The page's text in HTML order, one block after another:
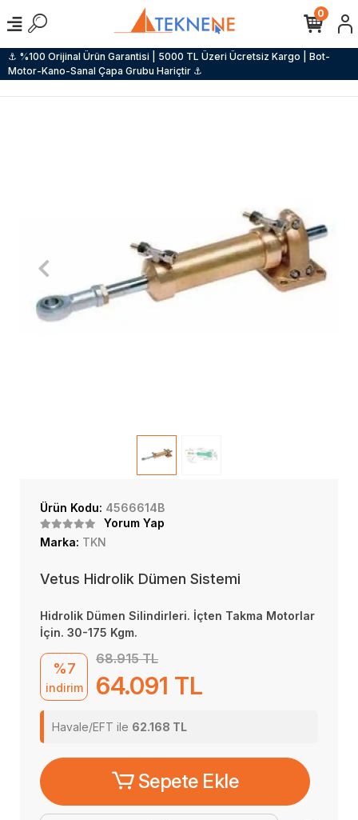
⚓ %100 Orijinal Ürün Garantisi | 5000 TL Üzeri Ücretsiz Kargo | Bot-
Motor-Kano-Sanal Çapa Grubu Hariçtir ⚓
0
Ürün Kodu: 4566614B
Yorum Yap
Marka: TKN
Vetus Hidrolik Dümen Sistemi
Hidrolik Dümen Silindirleri. İçten Takma Motorlar
İçin. 30-175 Kgm.
%7
indirim
68.915 TL
64.091 TL
Havale/EFT ile 62.168 TL
Sepete Ekle